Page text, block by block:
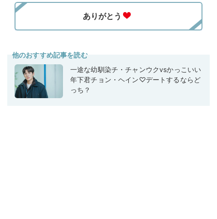
他のおすすめ記事を読む
一途な幼馴染チ・チャンウクvsかっこいい
年下君チョン・ヘイン♡デートするならど
っち？